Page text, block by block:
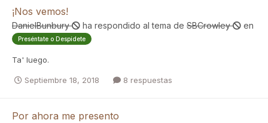
¡Nos vemos!
DanielBunbury ha respondido al tema de SBCrowley en
Preséntate o Despídete
Ta' luego.
Septiembre 18, 2018 8 respuestas
Por ahora me presento